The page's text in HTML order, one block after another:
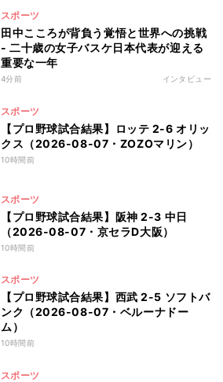
スポーツ
田中こころが背負う覚悟と世界への挑戦
- 二十歳の女子バスケ日本代表が迎える
重要な一年
4分前 インタビュー
スポーツ
【プロ野球試合結果】ロッテ 2-6 オリッ
クス（2026-08-07・ZOZOマリン）
10時間前
スポーツ
【プロ野球試合結果】阪神 2-3 中日
（2026-08-07・京セラD大阪）
10時間前
スポーツ
【プロ野球試合結果】西武 2-5 ソフトバ
ンク（2026-08-07・ベルーナドー
ム）
10時間前
スポーツ